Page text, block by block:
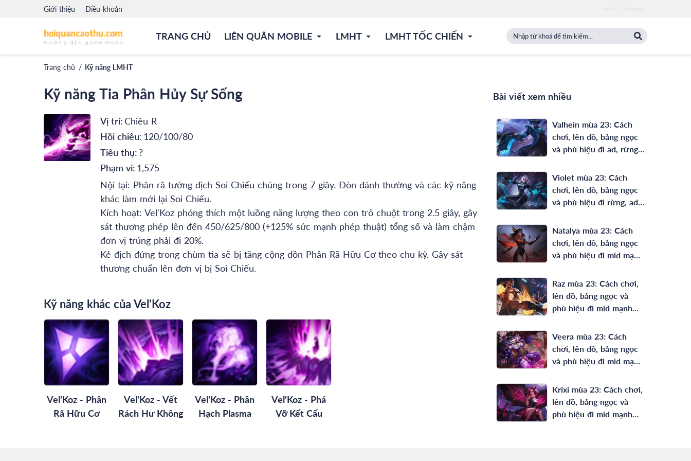
Giới thiệu Điều khoản
TRANG CHỦ LIÊN QUÂN MOBILE LMHT LMHT TỐC CHIẾN
Trang chủ / Kỹ năng LMHT
Kỹ năng Tia Phân Hủy Sự Sống
Vị trí:Chiêu R
Hồi chiêu: 120/100/80
Tiêu thụ: ?
Phạm vi: 1,575
Nội tại: Phân rã tướng địch Soi Chiếu chúng trong 7 giây. Đòn đánh thường và các kỹ năng
khác làm mới lại Soi Chiếu.
Kích hoạt: Vel'Koz phóng thích một luồng năng lượng theo con trỏ chuột trong 2.5 giây, gây
sát thương phép lên đến 450/625/800 (+125% sức mạnh phép thuật) tổng số và làm chậm
đơn vị trúng phải đi 20%.
Kẻ địch đứng trong chùm tia sẽ bị tăng cộng dồn Phân Rã Hữu Cơ theo chu kỳ. Gây sát
thương chuẩn lên đơn vị bị Soi Chiếu.
Kỹ năng khác của Vel'Koz
Vel'Koz - Phân
Rã Hữu Cơ
Vel'Koz - Vết
Rách Hư Không
Vel'Koz - Phân
Hạch Plasma
Vel'Koz - Phá
Vỡ Kết Cấu
Bài viết xem nhiều
Valhein mùa 23: Cách
chơi, lên đồ, bảng ngọc
và phù hiệu đi ad, rừng
Violet mùa 23: Cách
chơi, lên đồ, bảng ngọc
và phù hiệu đi rừng, ad
Natalya mùa 23: Cách
chơi, lên đồ, bảng ngọc
và phù hiệu đi mid mạnh
Raz mùa 23: Cách chơi,
lên đồ, bảng ngọc và
phù hiệu đi mid mạnh
Veera mùa 23: Cách
chơi, lên đồ, bảng ngọc
và phù hiệu đi mid mạnh
Krixi mùa 23: Cách chơi,
lên đồ, bảng ngọc và
phù hiệu đi mid mạnh